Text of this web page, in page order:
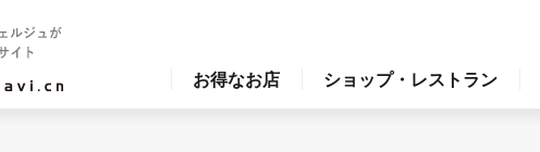
お得なお店 ショップ・レストラン